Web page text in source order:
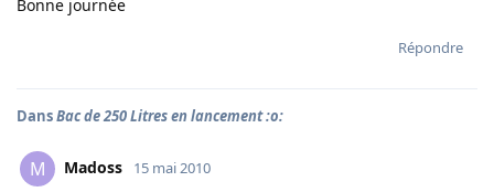
Bonne journée
Répondre
DansBac de 250 Litres en lancement :o:
M Madoss 15 mai 2010